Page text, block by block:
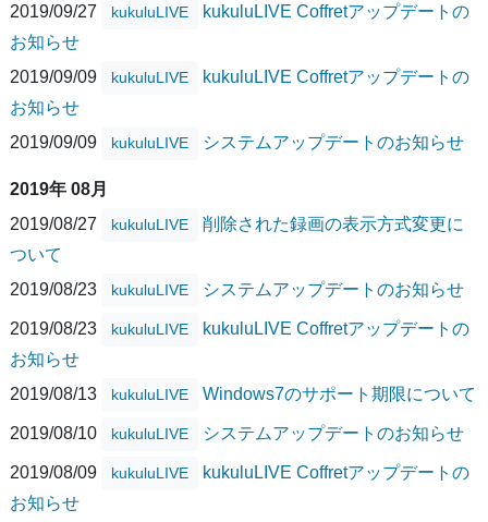
2019/09/27
kukuluLIVE
kukuluLIVE Coffretアップデートの
お知らせ
2019/09/09
kukuluLIVE
kukuluLIVE Coffretアップデートの
お知らせ
2019/09/09
kukuluLIVE システムアップデートのお知らせ
2019年 08月
2019/08/27
kukuluLIVE
削除された録画の表示方式変更に
ついて
2019/08/23
kukuluLIVE システムアップデートのお知らせ
2019/08/23 kukuluLIVE
kukuluLIVE Coffretアップデートの
お知らせ
2019/08/13
kukuluLIVE Windows7のサポート期限について
2019/08/10 kukuluLIVE システムアップデートのお知らせ
2019/08/09 kukuluLIVE
kukuluLIVE Coffretアップデートの
お知らせ